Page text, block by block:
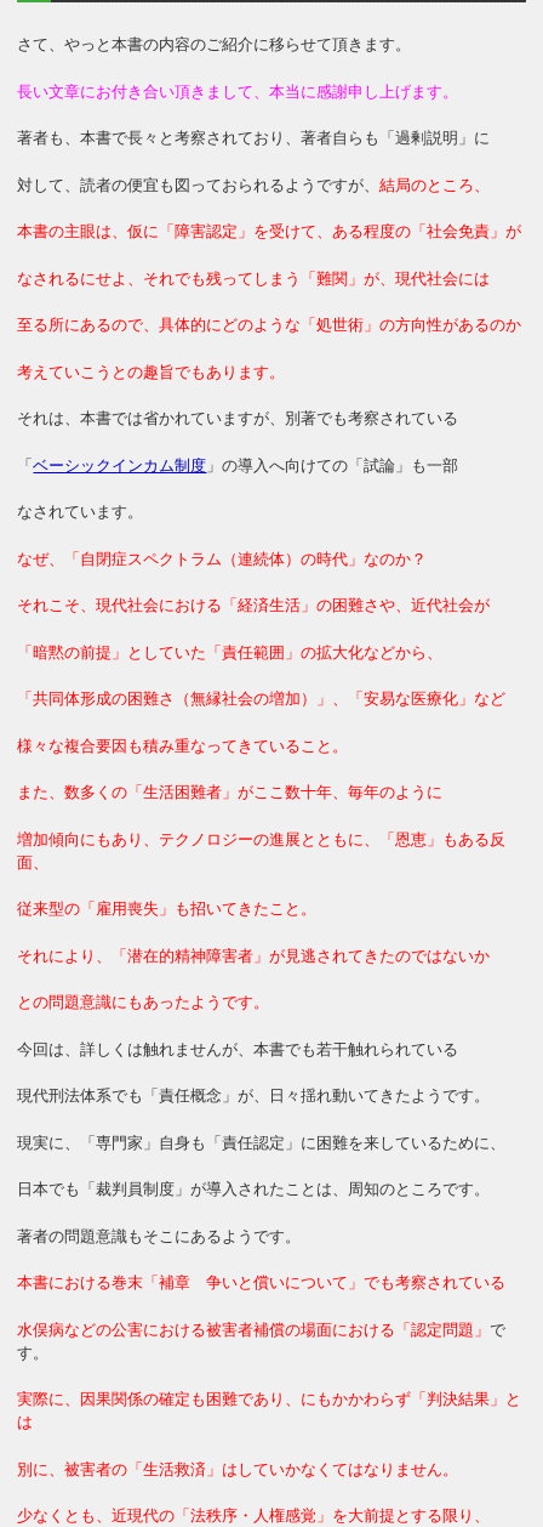
さて、やっと本書の内容のご紹介に移らせて頂きます。
長い文章にお付き合い頂きまして、本当に感謝申し上げます。
著者も、本書で長々と考察されており、著者自らも「過剰説明」に
対して、読者の便宜も図っておられるようですが、結局のところ、
本書の主眼は、仮に「障害認定」を受けて、ある程度の「社会免責」が
なされるにせよ、それでも残ってしまう「難関」が、現代社会には
至る所にあるので、具体的にどのような「処世術」の方向性があるのか
考えていこうとの趣旨でもあります。
それは、本書では省かれていますが、別著でも考察されている
「ベーシックインカム制度 」の導入へ向けての「試論」も一部
なされています。
なぜ、「自閉症スペクトラム（連続体）の時代」なのか？
それこそ、現代社会における「経済生活」の困難さや、近代社会が
「暗黙の前提」としていた「責任範囲」の拡大化などから、
「共同体形成の困難さ（無縁社会の増加）」、「安易な医療化」など
様々な複合要因も積み重なってきていること。
また、数多くの「生活困難者」がここ数十年、毎年のように
増加傾向にもあり、 テクノロジーの進展とともに、「恩恵」もある反
面、
従来型の「雇用喪失」も招いてきたこと。
それにより、「潜在的精神障害者」が見逃されてきたのではないか
との問題意識にもあったようです。
今回は、詳しくは触れませんが、本書でも若干触れられている
現代刑法体系でも「責任概念」が、日々揺れ動いてきたようです。
現実に、「専門家」自身も「責任認定」に困難を来しているために、
日本でも「裁判員制度」が導入されたことは、周知のところです。
著者の問題意識もそこにあるようです。
本書における巻末「補章 争いと償いについて」でも考察されている
水俣病などの公害における被害者補償の場面における「認定問題」で
す。
実際に、因果関係の確定も困難であり、にもかかわらず「判決結果」と
は
別に、被害者の「生活救済」はしていかなくてはなりません。
少なくとも、近現代の「法秩序・人権感覚」を大前提とする限り、